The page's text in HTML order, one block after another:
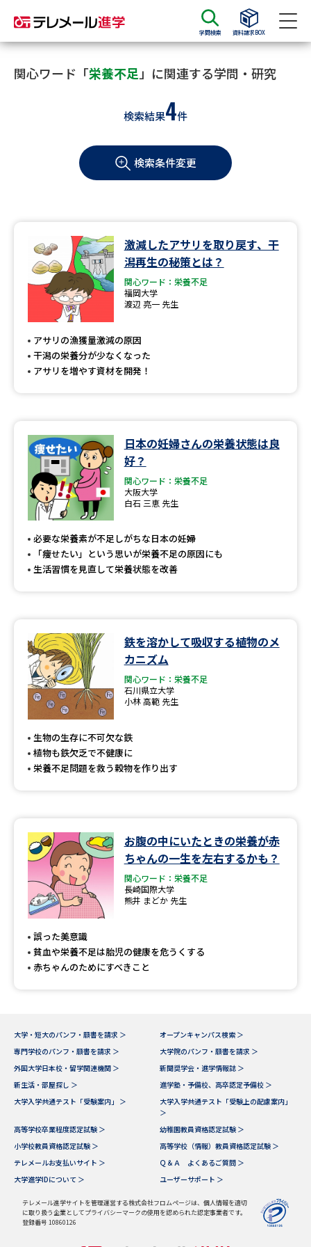
学問検索 資料請求BOX
資料請求 資料検索
大学・短大の資料種類から請求
学部・学科パンフ
過去問題集
大学・短大以外の資料から請求
専門学校の資料請求 大学院の資料請求
留学・進学関連、塾・予備校
高等学校（情報）教員資格認定
大学研究
大学で学べる内容や特徴を調べる
データサイエンス特集 奨学金・特待生制度特集
デジタルパンフレット 進路の３択
新学年スタート号特集ページ
（高3生用）
SELFBRAND特集ページ
オープンキャンパス検索 実施プログラムから探す
来場型・Web型イベント特集 夢ナビライブ
先輩が入学を決めた理由 テレメール全国一斉進学調査
新生活お役立ちガイド
学問発見 学問検索
大学で学びたい学問発見
関心ワード「栄養不足 」に関連する学問・研究
検索結果4件
検索条件変更
激減したアサリを取り戻す、干
潟再生の秘策とは？
関心ワード：栄養不足
福岡大学
渡辺 亮一 先生
アサリの漁獲量激減の原因
干潟の栄養分が少なくなった
アサリを増やす資材を開発！
日本の妊婦さんの栄養状態は良
好？
関心ワード：栄養不足
大阪大学
白石 三恵 先生
必要な栄養素が不足しがちな日本の妊婦
「痩せたい」という思いが栄養不足の原因にも
生活習慣を見直して栄養状態を改善
鉄を溶かして吸収する植物のメ
カニズム
関心ワード：栄養不足
石川県立大学
小林 高範 先生
生物の生存に不可欠な鉄
植物も鉄欠乏で不健康に
栄養不足問題を救う穀物を作り出す
お腹の中にいたときの栄養が赤
ちゃんの一生を左右するかも？
関心ワード：栄養不足
長崎国際大学
熊井 まどか 先生
誤った美意識
貧血や栄養不足は胎児の健康を危うくする
赤ちゃんのためにすべきこと
大学・短大のパンフ・願書を請求 ＞
オープンキャンパス検索 ＞
専門学校のパンフ・願書を請求 ＞
大学院のパンフ・願書を請求 ＞
外国大学日本校・留学関連機関 ＞
新聞奨学会・進学情報誌 ＞
新生活・部屋探し ＞
進学塾・予備校、高卒認定予備校 ＞
大学入学共通テスト「受験案内」 ＞
大学入学共通テスト「受験上の配慮案内」
＞
高等学校卒業程度認定試験 ＞
幼稚園教員資格認定試験 ＞
小学校教員資格認定試験 ＞
高等学校（情報）教員資格認定試験 ＞
テレメールお支払いサイト ＞
Ｑ＆Ａ よくあるご質問 ＞
大学進学IDについて ＞
ユーザーサポート ＞
テレメール進学サイトを管理運営する株式会社フロムページは、個人情報を適切
に取り扱う企業としてプライバシーマークの使用を認められた認定事業者です。
登録番号 10860126